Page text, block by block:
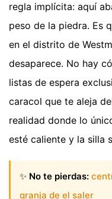
regla implícita: aquí
peso de la piedra. Es
en el distrito de
desaparece. No hay
listas de espera
caracol que te aleja
realidad donde lo
esté caliente y la silla
✨ No te pierdas:
granja de el saler